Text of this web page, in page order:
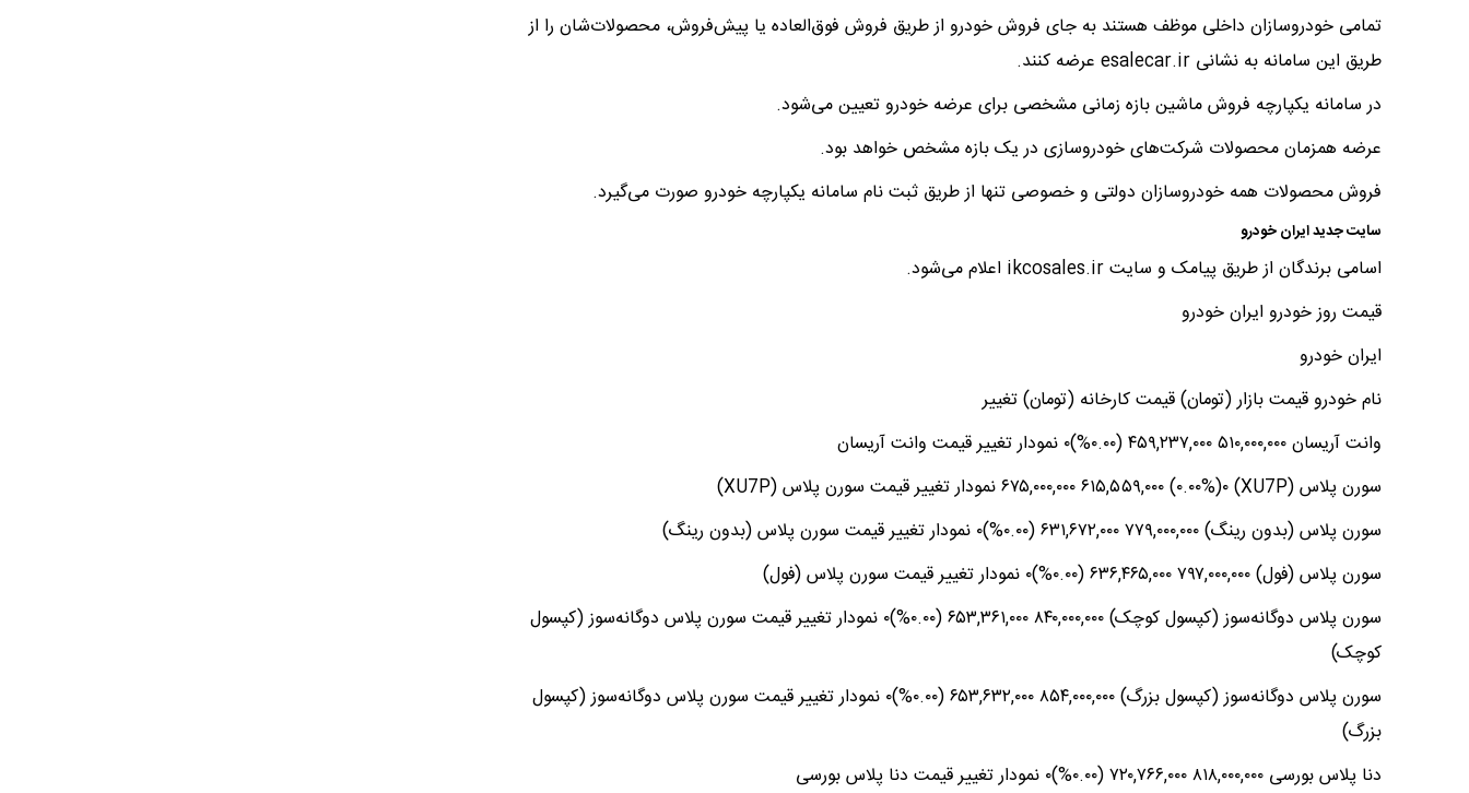
تمامی خودروسازان داخلی موظف هستند به جای فروش خودرو از طریق فروش فوق‌العاده یا پیش‌فروش، محصولات‌شان را از
طریق این سامانه به نشانی esalecar.ir عرضه کنند.
در سامانه یکپارچه فروش ماشین بازه زمانی مشخصی برای عرضه خودرو تعیین می‌شود.
عرضه همزمان محصولات شرکت‌های خودروسازی در یک بازه مشخص خواهد بود.
فروش محصولات همه خودروسازان دولتی و خصوصی تنها از طریق ثبت نام سامانه یکپارچه خودرو صورت می‌گیرد.
سایت جدید ایران خودرو
اسامی برندگان از طریق پیامک و سایت ikcosales.ir اعلام می‌شود.
قیمت روز خودرو ایران خودرو
ایران خودرو
نام خودرو قیمت بازار (تومان) قیمت کارخانه (تومان) تغییر
وانت آریسان ۵۱۰,۰۰۰,۰۰۰ ۴۵۹,۲۳۷,۰۰۰ (۰.۰۰%)۰ نمودار تغییر قیمت وانت آریسان
سورن پلاس (XU7P) ۶۷۵,۰۰۰,۰۰۰ ۶۱۵,۵۵۹,۰۰۰ (۰.۰۰%)۰ نمودار تغییر قیمت سورن پلاس (XU7P)
سورن پلاس (بدون رینگ) ۷۷۹,۰۰۰,۰۰۰ ۶۳۱,۶۷۲,۰۰۰ (۰.۰۰%)۰ نمودار تغییر قیمت سورن پلاس (بدون رینگ)
سورن پلاس (فول) ۷۹۷,۰۰۰,۰۰۰ ۶۳۶,۴۶۵,۰۰۰ (۰.۰۰%)۰ نمودار تغییر قیمت سورن پلاس (فول)
سورن پلاس دوگانه‌سوز (کپسول کوچک) ۸۴۰,۰۰۰,۰۰۰ ۶۵۳,۳۶۱,۰۰۰ (۰.۰۰%)۰ نمودار تغییر قیمت سورن پلاس دوگانه‌سوز (کپسول
کوچک)
سورن پلاس دوگانه‌سوز (کپسول بزرگ) ۸۵۴,۰۰۰,۰۰۰ ۶۵۳,۶۳۲,۰۰۰ (۰.۰۰%)۰ نمودار تغییر قیمت سورن پلاس دوگانه‌سوز (کپسول
بزرگ)
دنا پلاس بورسی ۸۱۸,۰۰۰,۰۰۰ ۷۲۰,۷۶۶,۰۰۰ (۰.۰۰%)۰ نمودار تغییر قیمت دنا پلاس بورسی